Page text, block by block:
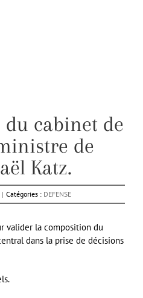
cabinet de
de
Katz.
| Catégories : DEFENSE
valider la composition du
dans la prise de décisions